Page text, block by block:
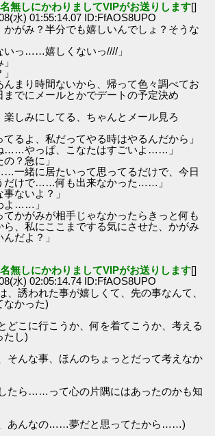
無しにかわりましてVIPがお送りします[]
水) 01:55:14.07 ID:FfAOS8UPO
かがみ？半分でも嬉しいんでしょ？そうな
いっ……嬉しくないっ////」
んまり時間ないから、帰って色々調べてお
までにメールとかでデートの予定決め
楽しみにしてる、ちゃんとメール見ろ
てるよ、私だってやる時はやるんだから」
……やっぱ、こなたはすごいよ……」
？急に」
一緒に居たいって思ってるだけで、今日
だけで……何も出来なかった……」
ないよ？」
よ……」
てかがみが相手じゃなかったらきっと何も
ら、私にここまでする気にさせた、かがみ
だよ？」
無しにかわりましてVIPがお送りします[]
水) 02:05:14.74 ID:FfAOS8UPO
、誘われた事が嬉しくて、先の事なんて、
なかった)
どこに行こうか、何を着てこうか、考える
たし)
そんな事、ほんのちょっとだって考えなか
たら……って心の片隅にはあったのかも知
あんなの……夢だと思ってたから……)